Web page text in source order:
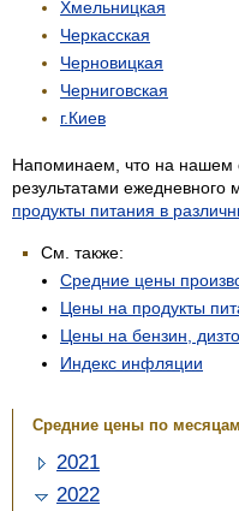
Хмельницкая
Черкасская
Черновицкая
Черниговская
г.Киев
Напоминаем, что на нашем
результатами ежедневного
продукты питания в
См. также:
Средние цены
Цены на продукты
Цены на бензин,
Индекс инфляции
Средние цены по месяцам
2021
2022